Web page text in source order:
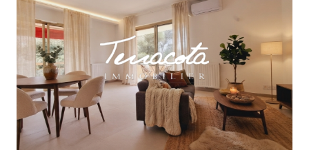
voir le bien